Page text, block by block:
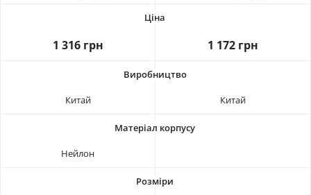
1 316 грн 1 172 грн
Китай Китай
Нейлон